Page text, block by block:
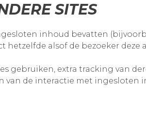
SITES
inhoud bevatten
alsof de bezoeker deze
gebruiken, extra tracking van
de interactie met ingesloten